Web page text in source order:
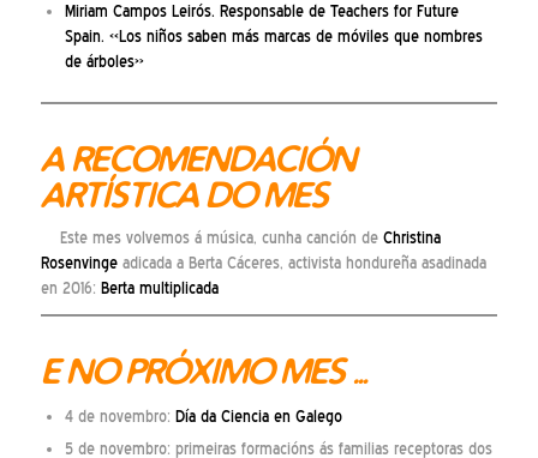
Miriam Campos Leirós. Responsable de Teachers for Future
Spain. «Los niños saben más marcas de móviles que nombres
de árboles»
A RECOMENDACIÓN
ARTÍSTICA DO MES
Este mes volvemos á música, cunha canción de Christina
Rosenvingeadicada a Berta Cáceres, activista hondureña asadinada
en 2016: Berta multiplicada
E NO PRÓXIMO MES …
4 de novembro: Día da Ciencia en Galego
5 de novembro: primeiras formacións ás familias receptoras dos